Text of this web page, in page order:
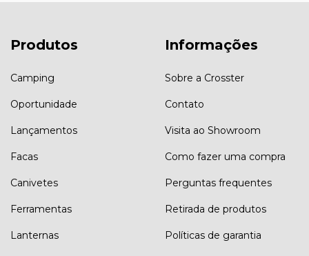
Produtos
Camping
Oportunidade
Lançamentos
Facas
Canivetes
Ferramentas
Lanternas
Informações
Sobre a Crosster
Contato
Visita ao Showroom
Como fazer uma compra
Perguntas frequentes
Retirada de produtos
Políticas de garantia